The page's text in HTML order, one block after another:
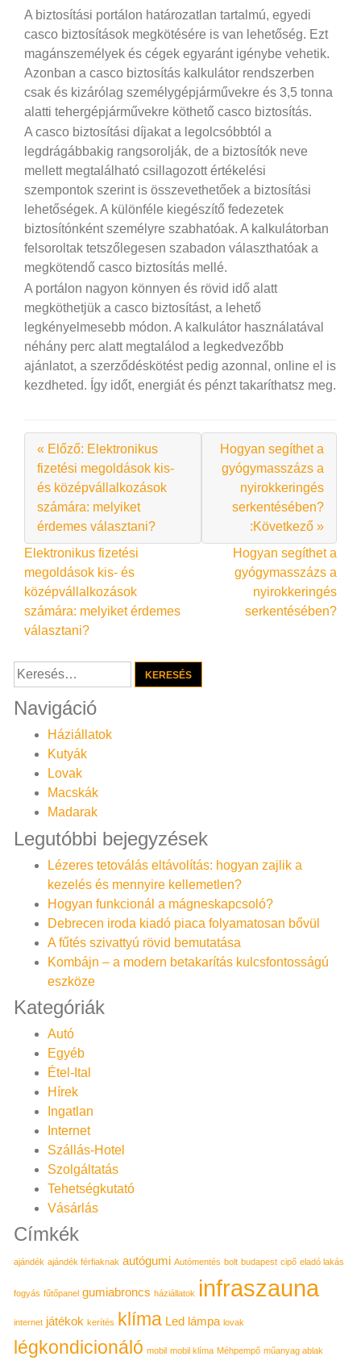
A biztosítási portálon határozatlan tartalmú, egyedi
casco biztosítások megkötésére is van lehetőség. Ezt
magánszemélyek és cégek egyaránt igénybe vehetik.
Azonban a casco biztosítás kalkulátor rendszerben
csak és kizárólag személygépjárművekre és 3,5 tonna
alatti tehergépjárművekre köthető casco biztosítás.
A casco biztosítási díjakat a legolcsóbbtól a
legdrágábbakig rangsorolják, de a biztosítók neve
mellett megtalálható csillagozott értékelési
szempontok szerint is összevethetőek a biztosítási
lehetőségek. A különféle kiegészítő fedezetek
biztosítónként személyre szabhatóak. A kalkulátorban
felsoroltak tetszőlegesen szabadon választhatóak a
megkötendő casco biztosítás mellé.
A portálon nagyon könnyen és rövid idő alatt
megköthetjük a casco biztosítást, a lehető
legkényelmesebb módon. A kalkulátor használatával
néhány perc alatt megtalálod a legkedvezőbb
ajánlatot, a szerződéskötést pedig azonnal, online el is
kezdheted. Így időt, energiát és pénzt takaríthatsz meg.
« Előző: Elektronikus
fizetési megoldások kis-
és középvállalkozások
számára: melyiket
érdemes választani?
Hogyan segíthet a
gyógymasszázs a
nyirokkeringés
serkentésében?
:Következő »
Bejegyzés
navigáció
Elektronikus fizetési
megoldások kis- és
középvállalkozások
számára: melyiket érdemes
választani?
Hogyan segíthet a
gyógymasszázs a
nyirokkeringés
serkentésében?
Keresés:
Navigáció
Háziállatok
Kutyák
Lovak
Macskák
Madarak
Legutóbbi bejegyzések
Lézeres tetoválás eltávolítás: hogyan zajlik a
kezelés és mennyire kellemetlen?
Hogyan funkcionál a mágneskapcsoló?
Debrecen iroda kiadó piaca folyamatosan bővül
A fűtés szivattyú rövid bemutatása
Kombájn – a modern betakarítás kulcsfontosságú
eszköze
Kategóriák
Autó
Egyéb
Étel-Ital
Hírek
Ingatlan
Internet
Szállás-Hotel
Szolgáltatás
Tehetségkutató
Vásárlás
Címkék
ajándék ajándék férfiaknak autógumi Autómentés bolt budapest cipő eladó lakás
fogyás fűtőpanel gumiabroncs háziállatok infraszauna
internet játékok kerítés klíma Led lámpa lovak
légkondicionáló mobil mobil klíma Méhpempő műanyag ablak